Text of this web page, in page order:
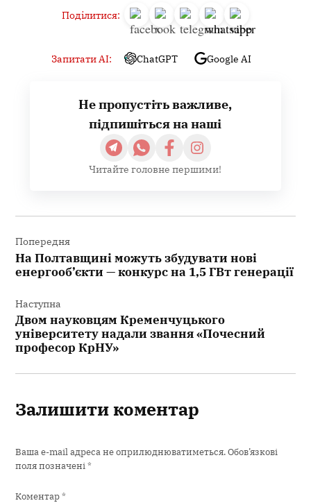
Поділитися:
Запитати AI: ChatGPT Google AI
Не пропустіть важливе,
підпишіться на наші
Читайте головне першими!
записів
Попередня
На Полтавщині можуть збудувати нові
енергооб’єкти — конкурс на 1,5 ГВт генерації
Наступна
Двом науковцям Кременчуцького
університету надали звання «Почесний
професор КрНУ»
Залишити коментар
Ваша e-mail адреса не оприлюднюватиметься. Обов’язкові
поля позначені*
Коментар*